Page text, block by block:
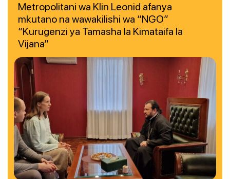
Metropolitani wa Klin Leonid afanya
mkutano na wawakilishi wa “NGO”
“Kurugenzi ya Tamasha la Kimataifa la
Vijana”